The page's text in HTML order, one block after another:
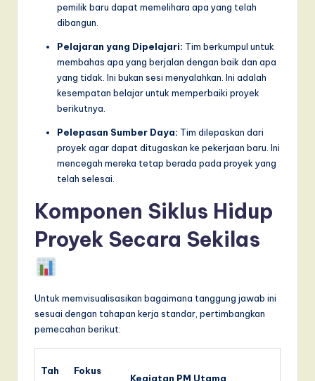
pemilik baru dapat memelihara apa yang telah
dibangun.
Pelajaran yang Dipelajari: Tim berkumpul untuk
membahas apa yang berjalan dengan baik dan apa
yang tidak. Ini bukan sesi menyalahkan. Ini adalah
kesempatan belajar untuk memperbaiki proyek
berikutnya.
Pelepasan Sumber Daya: Tim dilepaskan dari
proyek agar dapat ditugaskan ke pekerjaan baru. Ini
mencegah mereka tetap berada pada proyek yang
telah selesai.
Komponen Siklus Hidup
Proyek Secara Sekilas
Untuk memvisualisasikan bagaimana tanggung jawab ini
sesuai dengan tahapan kerja standar, pertimbangkan
pemecahan berikut:
Tah
Fokus
Kegiatan PM Utama